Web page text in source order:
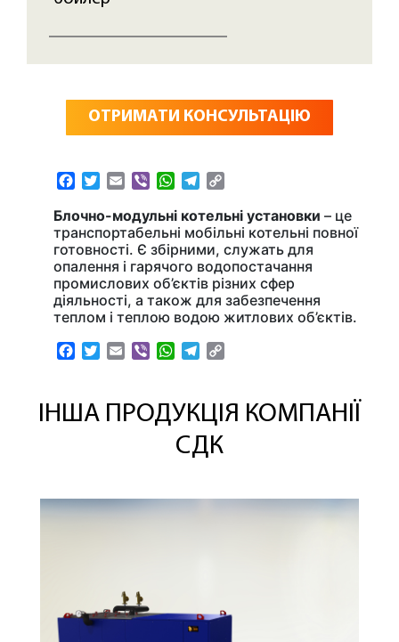
ОТРИМАТИ КОНСУЛЬТАЦІЮ
Facebook
TwitterEmailViberWhatsApp
Telegram
Блочно-модульні котельні установки – це
транспортабельні мобільні котельні повної
готовності. Є збірними, служать для
опалення і гарячого водопостачання
промислових об’єктів різних сфер
діяльності, а також для забезпечення
теплом і теплою водою житлових об’єктів.
Facebook
TwitterEmailViberWhatsApp
Telegram
ІНША ПРОДУКЦІЯ КОМПАНІЇ
СДК